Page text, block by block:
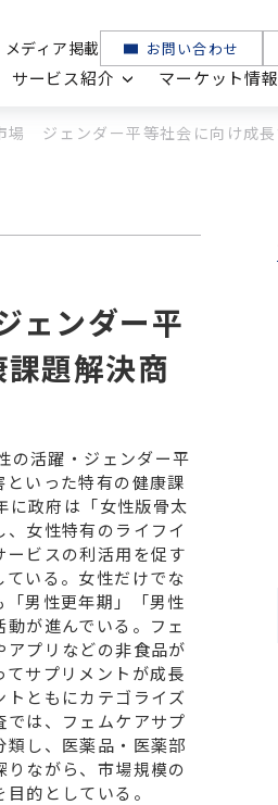
リューション・サービス
建築・住宅
サービス紹介 マーケット情報
メディア掲載 お問い合わせ
場 ジェンダー平等社会に向け成
ェンダー平
題解決商
の活躍・ジェンダー平
いった特有の健康課
に政府は「女性版骨太
女性特有のライフイ
ビスの利活用を促す
いる。女性だけでな
男性更年期」「男性
が進んでいる。フェ
プリなどの非食品が
サプリメントが成長
ともにカテゴライズ
は、フェムケアサプ
類し、医薬品・医薬部
ながら、市場規模の
的としている。